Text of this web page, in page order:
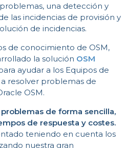
una detección y
las incidencias de provisión y
de incidencias.
de conocimiento de OSM,
la solución OSM
ayudar a los Equipos de
resolver problemas de
OSM.
de forma sencilla,
de respuesta y costes.
teniendo en cuenta los
nuestra gran